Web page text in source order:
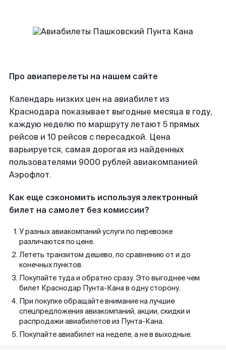
Про авиаперелеты на нашем сайте
Календарь низких цен на авиабилет из
Краснодара показывает выгодные месяца в году,
каждую неделю по маршруту летают 5 прямых
рейсов и 10 рейсов с пересадкой. Цена
варьируется, самая дорогая из найденных
пользователями 9000 рублей авиакомпанией
Аэрофлот.
Как еще сэкономить используя электронный
билет на самолет без комиссии?
У разных авиакомпаний услуги по перевозке
различаются по цене.
Лететь транзитом дешево, по сравнению от и до
конечных пунктов.
Покупайте туда и обратно сразу. Это выгоднее чем
билет Краснодар Пунта-Кана в одну сторону.
При покупке обращайте внимание на лучшие
спецпредложения авиакомпаний, акции, скидки и
распродажи авиабилетов из Пунта-Кана.
Покупайте авиабилет на неделе, а не в выходные.